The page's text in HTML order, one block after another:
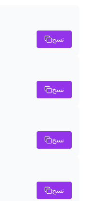
نسخ
نسخ
نسخ
نسخ